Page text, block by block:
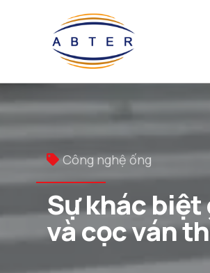
Công nghệ ống
Sự khác
và cọc ván